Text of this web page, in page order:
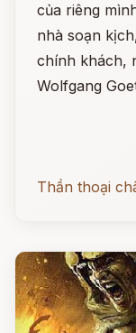
của riêng
nhà soạn
chính khách,
Wolfgang
Thần thoại